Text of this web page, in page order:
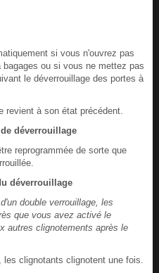
si vous n'ouvrez pas
ou si vous ne mettez pas
le déverrouillage des portes à
revient à son état précédent.
déverrouillage
reprogrammée de sorte que
déverrouillage
double verrouillage, les
que vous avez activé le
autres clignotements après le
clignotants clignotent une fois.